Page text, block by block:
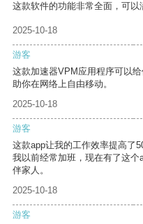
这款软件的功能非常全面，可以
2025-10-18
游客
这款加速器VPM应用程序可以
助你在网络上自由移动。
2025-10-18
游客
这款app让我的工作效率提高了
我以前经常加班，现在有了这
伴家人。
2025-10-18
游客